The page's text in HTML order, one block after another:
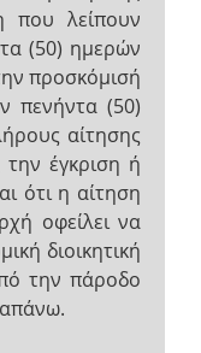
που λείπουν
(50) ημερών
προσκόμισή
πενήντα (50)
αίτησης
έγκριση ή
ότι η αίτηση
οφείλει να
διοικητική
την πάροδο